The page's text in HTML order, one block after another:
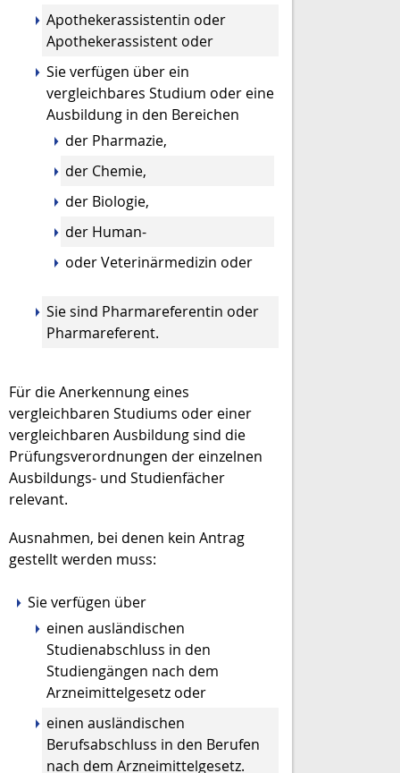
Apothekerassistentin oder
Apothekerassistent oder
Sie verfügen über ein
vergleichbares Studium oder eine
Ausbildung in den Bereichen
der Pharmazie,
der Chemie,
der Biologie,
der Human-
oder Veterinärmedizin oder
Sie sind Pharmareferentin oder
Pharmareferent.
Für die Anerkennung eines
vergleichbaren Studiums oder einer
vergleichbaren Ausbildung sind die
Prüfungsverordnungen der einzelnen
Ausbildungs- und Studienfächer
relevant.
Ausnahmen, bei denen kein Antrag
gestellt werden muss:
Sie verfügen über
einen ausländischen
Studienabschluss in den
Studiengängen nach dem
Arzneimittelgesetz oder
einen ausländischen
Berufsabschluss in den Berufen
nach dem Arzneimittelgesetz.